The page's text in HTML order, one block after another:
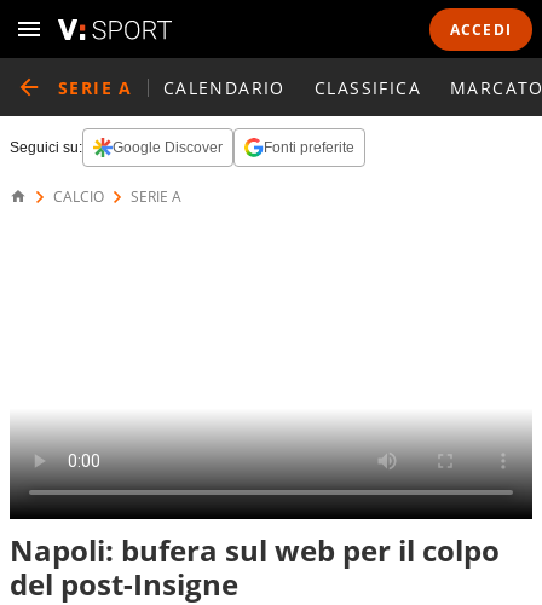
ACCEDI
SERIE A CALENDARIO CLASSIFICA
Seguici su: Google Discover Fonti preferite
CALCIO SERIE A
Napoli: bufera sul web per il colpo
del post-Insigne